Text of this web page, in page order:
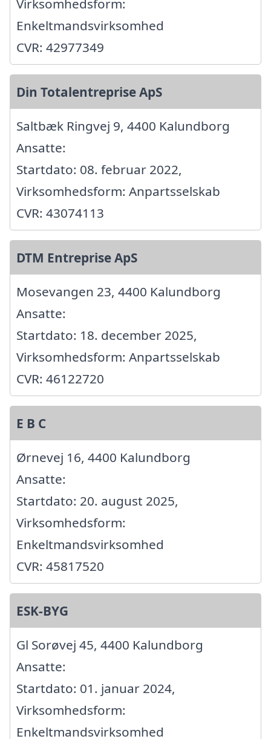
Virksomhedsform:
Enkeltmandsvirksomhed
CVR: 42977349
Din Totalentreprise ApS
Saltbæk Ringvej 9, 4400 Kalundborg
Ansatte:
Startdato: 08. februar 2022,
Virksomhedsform: Anpartsselskab
CVR: 43074113
DTM Entreprise ApS
Mosevangen 23, 4400 Kalundborg
Ansatte:
Startdato: 18. december 2025,
Virksomhedsform: Anpartsselskab
CVR: 46122720
E B C
Ørnevej 16, 4400 Kalundborg
Ansatte:
Startdato: 20. august 2025,
Virksomhedsform:
Enkeltmandsvirksomhed
CVR: 45817520
ESK-BYG
Gl Sorøvej 45, 4400 Kalundborg
Ansatte:
Startdato: 01. januar 2024,
Virksomhedsform:
Enkeltmandsvirksomhed